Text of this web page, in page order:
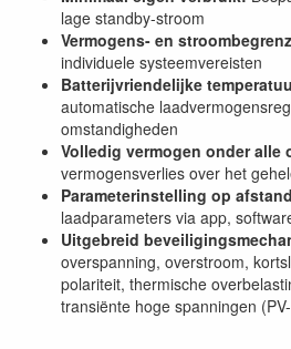
lage standby-stroom
Vermogens- en
individuele systeemvereisten
Batterijvriendelijke
automatische
omstandigheden
Volledig vermogen onder alle
vermogensverlies over het
Parameterinstelling op
laadparameters via app,
Uitgebreid
overspanning, overstroom,
polariteit, thermische
transiënte hoge spanningen